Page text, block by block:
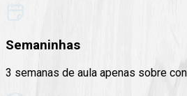
Semaninhas
3 semanas de aula apenas sobre